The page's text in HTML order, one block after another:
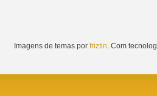
Imagens de temas por friztin. Com